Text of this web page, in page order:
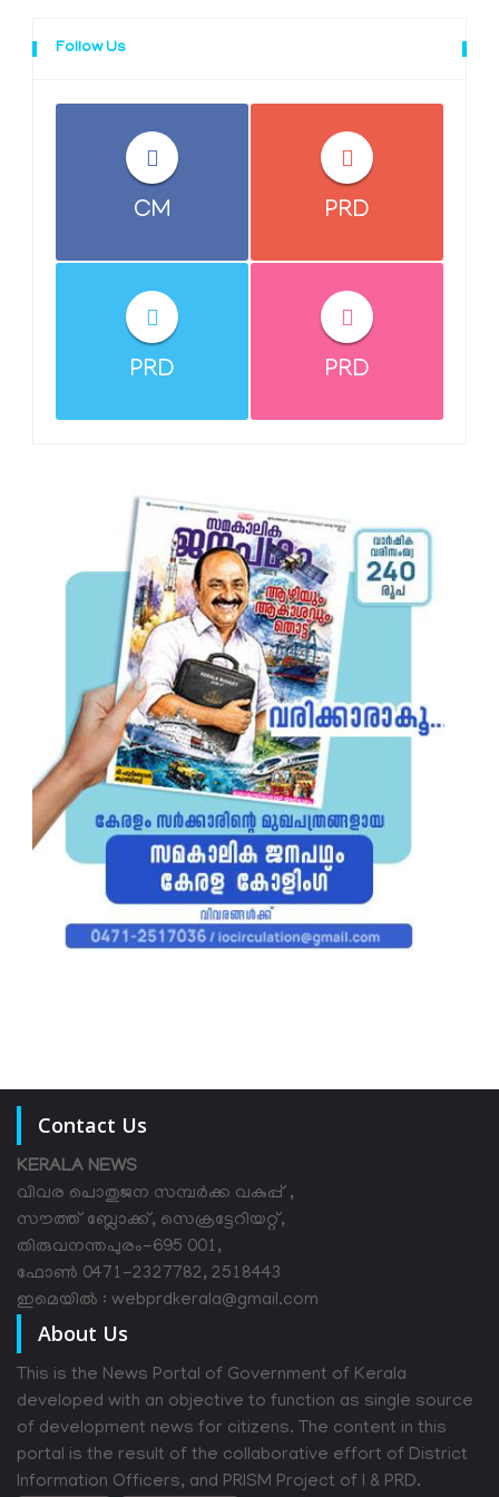
Follow Us
CM PRD
PRD PRD
Contact Us
KERALA NEWS
വിവര പൊതുജന സമ്പര്‍ക്ക വകുപ്പ് ,
സൗത്ത് ബ്ലോക്ക്, സെക്രട്ടേറിയറ്റ്,
തിരുവനന്തപുരം-695 001,
ഫോൺ 0471-2327782, 2518443
ഇമെയിൽ : webprdkerala@gmail.com
About Us
This is the News Portal of Government of Kerala
developed with an objective to function as single source
of development news for citizens. The content in this
portal is the result of the collaborative effort of District
Information Officers, and PRISM Project of I & PRD.